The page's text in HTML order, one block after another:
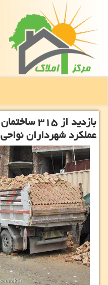
بازدید از
عملكرد شهرداران نواحی ۱۲۲ گانه